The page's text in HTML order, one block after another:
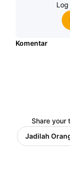
Komentar
Share your
Jadilah